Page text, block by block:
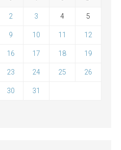
2 3 4 5
9 10 11 12
16 17 18 19
23 24 25 26
30 31